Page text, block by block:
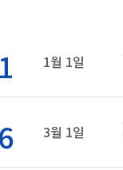
1월 1일
3월 1일